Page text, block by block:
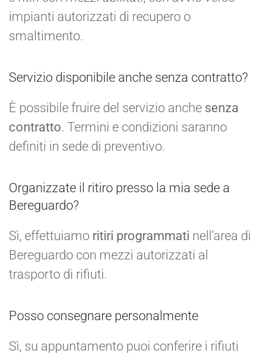
impianti autorizzati di recupero o
smaltimento.
Servizio disponibile anche senza contratto?
È possibile fruire del servizio anche senza
contratto. Termini e condizioni saranno
definiti in sede di preventivo.
Organizzate il ritiro presso la mia sede a
Bereguardo?
Sì, effettuiamo ritiri programmati nell'area di
Bereguardo con mezzi autorizzati al
trasporto di rifiuti.
Posso consegnare personalmente
Sì, su appuntamento puoi conferire i rifiuti